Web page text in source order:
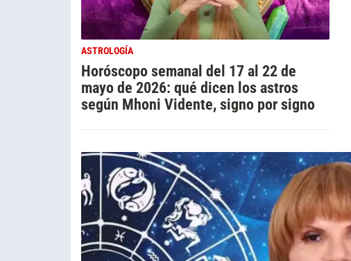
ASTROLOGÍA
Horóscopo semanal del 17 al 22 de
mayo de 2026: qué dicen los astros
según Mhoni Vidente, signo por signo